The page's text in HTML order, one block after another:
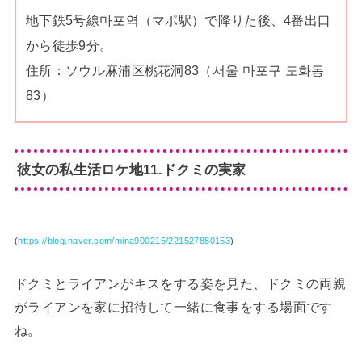
地下鉄5号線마포역（マポ駅）で降りた後、4番出口
から徒歩9分。
住所：ソウル麻浦区桃花洞83（서울 마포구 도화동
83）
彼女の私生活ロケ地11.ドクミの実家
(https://blog.naver.com/mina900215/221527880153)
ドクミとライアンがキスをする姿を見た、ドクミの両親
がライアンを家に招待して一緒に食事をする場面です
ね。